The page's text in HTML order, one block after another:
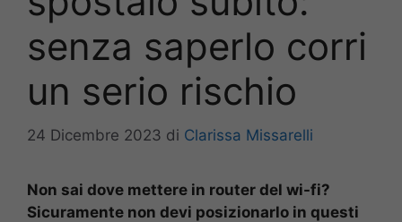
senza saperlo corri
un serio rischio
24 Dicembre 2023 di Clarissa Missarelli
Non sai dove mettere in router del wi-fi?
Sicuramente non devi posizionarlo in questi